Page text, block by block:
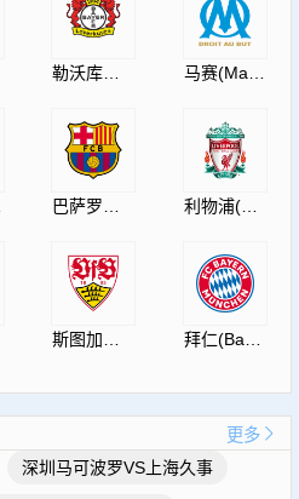
利物浦(Liverpool)
更多
深圳马可波罗VS上海久事